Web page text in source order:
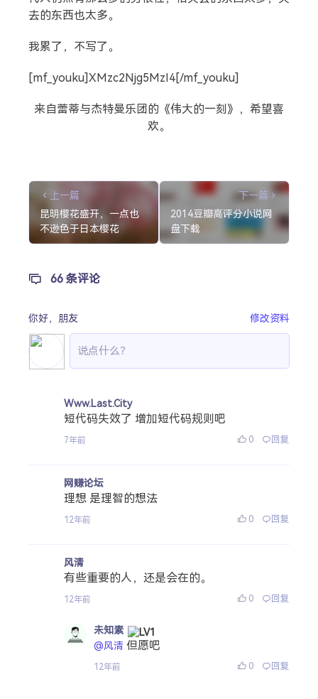
去的东西也太多。
我累了，不写了。
[mf_youku]XMzc2Njg5MzI4[/mf_youku]
来自蕾蒂与杰特曼乐团的《伟大的一刻》，希望喜
欢。
上一篇
昆明樱花盛开，一点也
不逊色于日本樱花
下一篇
2014豆瓣高评分小说网
盘下载
66 条评论
你好， 朋友 修改资料
Www.Last.City
短代码失效了 增加短代码规则吧
7年前 0 回复
网赚论坛
理想 是理智的想法
12年前 0 回复
风清
有些重要的人，还是会在的。
12年前 0 回复
未知素
@风清 但愿吧
12年前 0 回复